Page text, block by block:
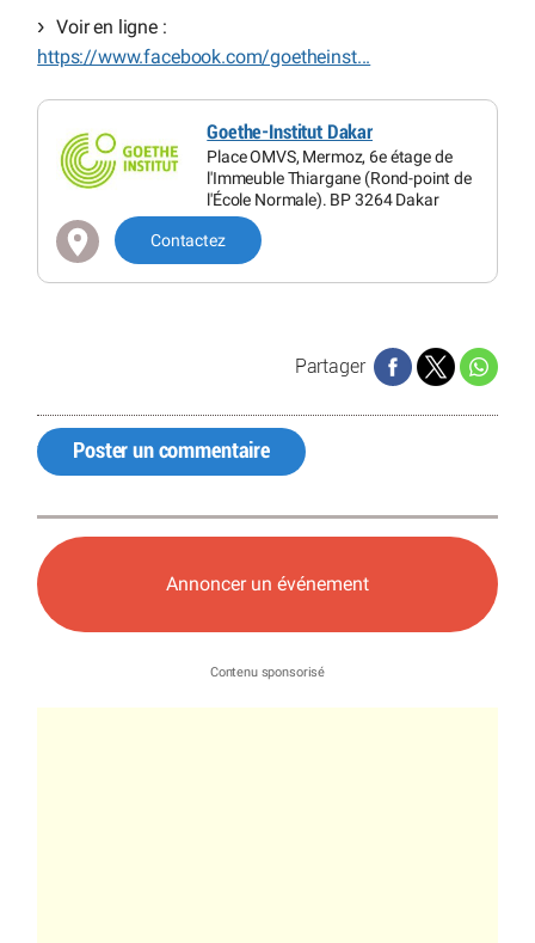
Voir en ligne :
https://www.facebook.com/goetheinst...
Goethe-Institut Dakar
Place OMVS, Mermoz, 6e étage de
l'Immeuble Thiargane (Rond-point de
l'École Normale). BP 3264 Dakar
Contactez
Partager
Poster un commentaire
Annoncer un événement